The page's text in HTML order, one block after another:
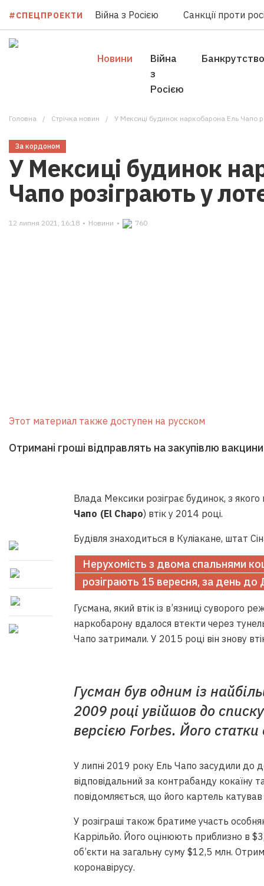
#СПЕЦПРОЕКТИ Війна з Росією Санкції проти
Новини
Війна
з
Росією
Банкрутство
Головна Стрічка новин У Мексиці будинок наркобарона Ель Чапо
За кордоном
У Мексиці будинок
Чапо розіграють у
12 липня 2021, 16:18 • Новини • 760
Этот материал также доступен на русском
Отримані гроші відправлять на закупівлю
Влада Мексики розіграє будинок, з
Чапо (El Chapo) втік у 2014 році.
Будівля знаходиться в Куліакане, штат
Нерухомість з двома спальнями
розіграють 15 вересня, за день
Гусмана, який втік із в’язниці суворого
наркобарону вдалося втекти через
Чапо затримали. У 2015 році він знову
Гусман був одним із
2009 році увійшов до
версією Forbes. Його
У липні 2019 року Ель Чапо засудили до
відповідальний за контрабанду кокаїну
повідомляється, що його картель
У розіграші також братиме участь
Каррільйо. Його оцінюють приблизно в
об’єкти на загальну суму $12,5 млн.
коронавірусу.